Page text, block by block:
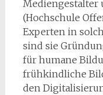
Mediengestalter
(Hochschule
Experten in
sind sie
für humane
frühkindliche
den